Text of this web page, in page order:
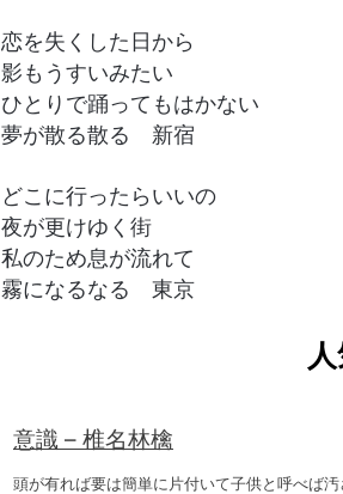
恋を失くした日から
影もうすいみたい
ひとりで踊ってもはかない
夢が散る散る 新宿
どこに行ったらいいの
夜が更けゆく街
私のため息が流れて
霧になるなる 東京
意識 – 椎名林檎
頭が有れば要は簡単に片付いて子供と呼べば汚